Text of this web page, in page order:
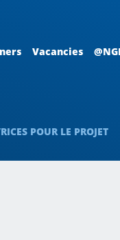
Vacancies
POUR LE PROJET